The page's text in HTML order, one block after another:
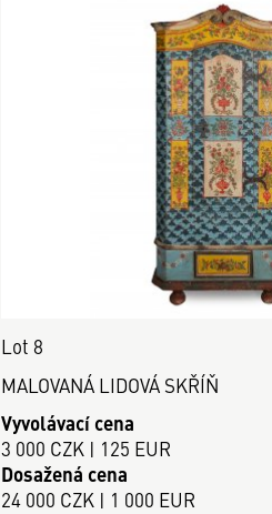
Lot 8
MALOVANÁ LIDOVÁ SKŘÍŇ
Vyvolávací cena
3 000 CZK | 125 EUR
Dosažená cena
24 000 CZK | 1 000 EUR